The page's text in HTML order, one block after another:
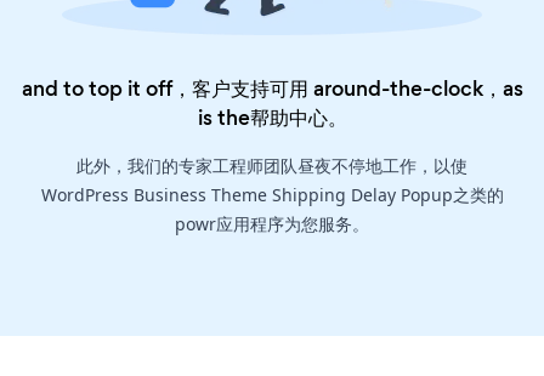
and to top it off，客户支持可用 around-the-clock，as
is the帮助中心。
此外，我们的专家工程师团队昼夜不停地工作，以使
WordPress Business Theme Shipping Delay Popup之类的
powr应用程序为您服务。